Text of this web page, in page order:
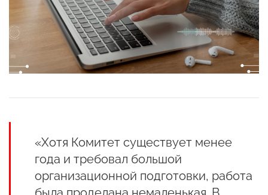
«Хотя Комитет существует менее
года и требовал большой
организационной подготовки, работа